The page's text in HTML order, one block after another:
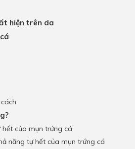
hiện trên da
của mụn trứng cá
năng tự hết của mụn trứng cá